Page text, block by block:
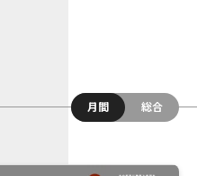
月間
総合